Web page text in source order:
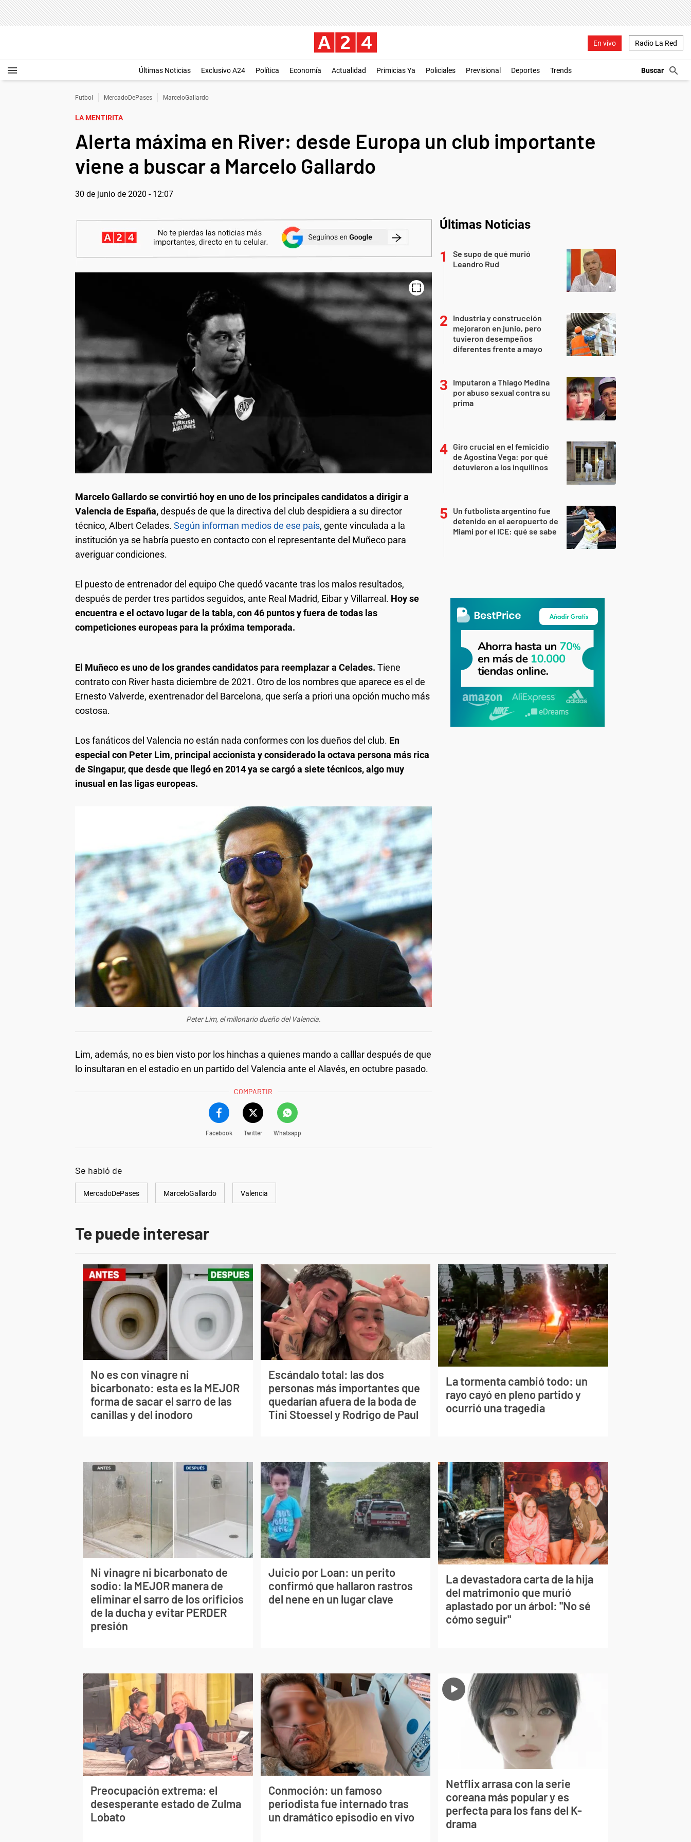
En vivo Radio La Red
Últimas Noticias Exclusivo A24 Política Economía Actualidad Primicias Ya Policiales Previsional Deportes Trends
Futbol MercadoDePases MarceloGallardo
LA MENTIRITA
Alerta máxima en River: desde Europa un club importante
viene a buscar a Marcelo Gallardo
30 de junio de 2020 - 12:07
Marcelo Gallardo se convirtió hoy en uno de los principales candidatos a dirigir a
Valencia de España,después de que la directiva del club despidiera a su director
técnico, Albert Celades. Según informan medios de ese país, gente vinculada a la
institución ya se habría puesto en contacto con el representante del Muñeco para
averiguar condiciones.
El puesto de entrenador del equipo Che quedó vacante tras los malos resultados,
después de perder tres partidos seguidos, ante Real Madrid, Eibar y Villarreal. Hoy se
encuentra e el octavo lugar de la tabla, con 46 puntos y fuera de todas las
competiciones europeas para la próxima temporada.
El Muñeco es uno de los grandes candidatos para reemplazar a Celades. Tiene
contrato con River hasta diciembre de 2021. Otro de los nombres que aparece es el de
Ernesto Valverde, exentrenador del Barcelona, que sería a priori una opción mucho más
costosa.
Los fanáticos del Valencia no están nada conformes con los dueños del club. En
especial con Peter Lim, principal accionista y considerado la octava persona más rica
de Singapur, que desde que llegó en 2014 ya se cargó a siete técnicos, algo muy
inusual en las ligas europeas.
Peter Lim, el millonario dueño del Valencia.
Lim, además, no es bien visto por los hinchas a quienes mando a calllar después de que
lo insultaran en el estadio en un partido del Valencia ante el Alavés, en octubre pasado.
COMPARTIR
Facebook Twitter Whatsapp
Se habló de
MercadoDePases MarceloGallardo Valencia
Últimas Noticias
Se supo de qué murió
Leandro Rud
Industria y construcción
mejoraron en junio, pero
tuvieron desempeños
diferentes frente a mayo
Imputaron a Thiago Medina
por abuso sexual contra su
prima
Giro crucial en el femicidio
de Agostina Vega: por qué
detuvieron a los inquilinos
Un futbolista argentino fue
detenido en el aeropuerto de
Miami por el ICE: qué se sabe
Te puede interesar
No es con vinagre ni
bicarbonato: esta es la MEJOR
forma de sacar el sarro de las
canillas y del inodoro
Escándalo total: las dos
personas más importantes que
quedarían afuera de la boda de
Tini Stoessel y Rodrigo de Paul
La tormenta cambió todo: un
rayo cayó en pleno partido y
ocurrió una tragedia
Ni vinagre ni bicarbonato de
sodio: la MEJOR manera de
eliminar el sarro de los orificios
de la ducha y evitar PERDER
presión
Juicio por Loan: un perito
confirmó que hallaron rastros
del nene en un lugar clave
La devastadora carta de la hija
del matrimonio que murió
aplastado por un árbol: "No sé
cómo seguir"
Preocupación extrema: el
desesperante estado de Zulma
Lobato
Conmoción: un famoso
periodista fue internado tras
un dramático episodio en vivo
Netflix arrasa con la serie
coreana más popular y es
perfecta para los fans del K-
drama